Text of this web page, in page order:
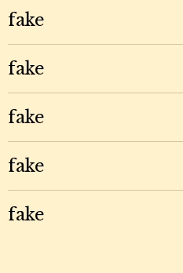
fake
fake
fake
fake
fake